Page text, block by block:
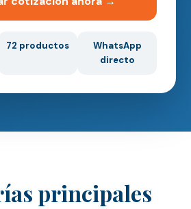
72 productos
WhatsApp
directo
principales